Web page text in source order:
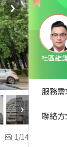
1/14
社區維
服務需
聯絡方